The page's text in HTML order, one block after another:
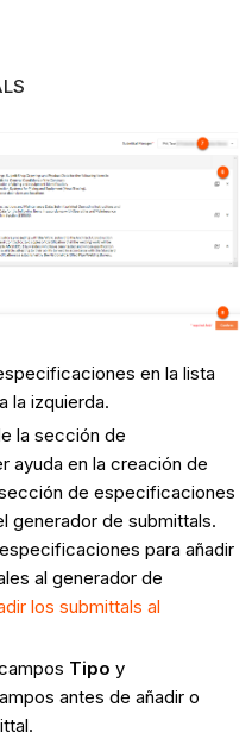
en la lista
la izquierda.
la sección de
ayuda en la creación de
de especificaciones
generador de submittals.
para añadir
al generador de
los submittals al
Tipo y
antes de añadir o